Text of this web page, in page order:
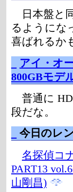
日本盤と
るようにな
喜ばれるか
アイ・オ
800GBモデ
普通に
段だな。
今日のレ
名探偵コ
PART13
山剛昌)